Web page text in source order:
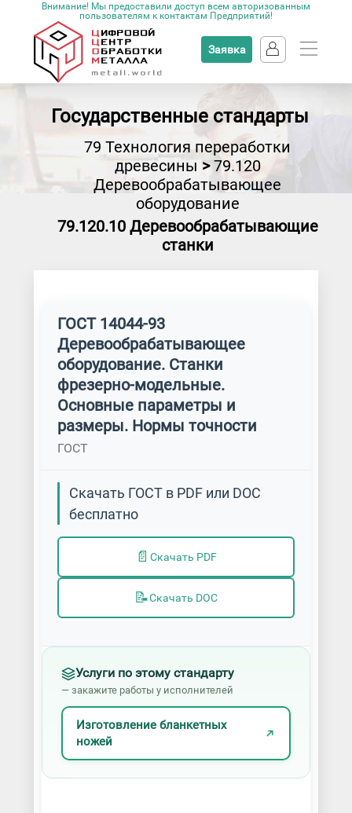
Внимание! Мы предоставили доступ всем авторизованным
пользователям к контактам Предприятий!
Заявка
Государственные стандарты
79 Технология переработки
древесины >79.120
Деревообрабатывающее
оборудование
79.120.10 Деревообрабатывающие
станки
ГОСТ 14044-93
Деревообрабатывающее
оборудование. Станки
фрезерно-модельные.
Основные параметры и
размеры. Нормы точности
ГОСТ
Скачать ГОСТ в PDF или DOC
бесплатно
📄 Скачать PDF
📝Скачать DOC
Услуги по этому стандарту
— закажите работы у исполнителей
Изготовление бланкетных
ножей